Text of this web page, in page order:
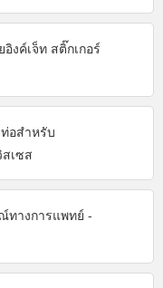
งค์เจ็ท สติ๊กเกอร์
อสำหรับ
เซส
ทางการแพทย์ -